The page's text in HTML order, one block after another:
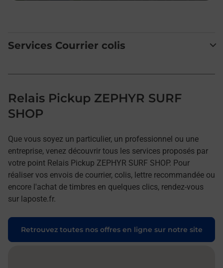
Services Courrier colis
Relais Pickup ZEPHYR SURF
SHOP
Que vous soyez un particulier, un professionnel ou une
entreprise, venez découvrir tous les services proposés par
votre point Relais Pickup ZEPHYR SURF SHOP. Pour
réaliser vos envois de courrier, colis, lettre recommandée ou
encore l'achat de timbres en quelques clics, rendez-vous
sur laposte.fr.
Retrouvez toutes nos offres en ligne sur notre site